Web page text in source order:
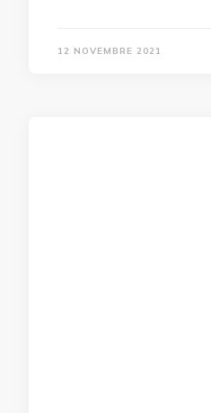
12 NOVEMBRE 2021